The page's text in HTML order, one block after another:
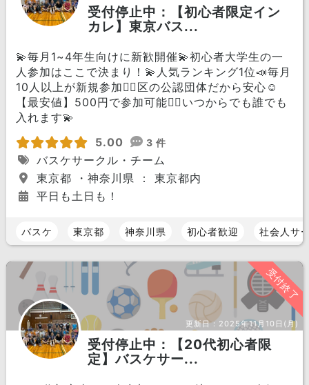
受付停止中：【初心者限定イン
カレ】東京バス...
💫毎月1~4年生向けに新歓開催💫初心者大学生の一
人参加はここで決まり！💫人気ランキング1位📣毎月
10人以上が新規参加🏃‍♀️区の公認団体だから安心☺️
【最安値】500円で参加可能🙆‍♀️いつからでも誰でも
入れます💫
5.00
3 件
バスケサークル・チーム
東京都 ・神奈川県 ： 東京都内
平日も土日も！
バスケ 東京都 神奈川県 初心者歓迎 社会人サ
受付終了
更新日： 2025年11月10日(月)
受付停止中：【20代初心者限
定】バスケサー...